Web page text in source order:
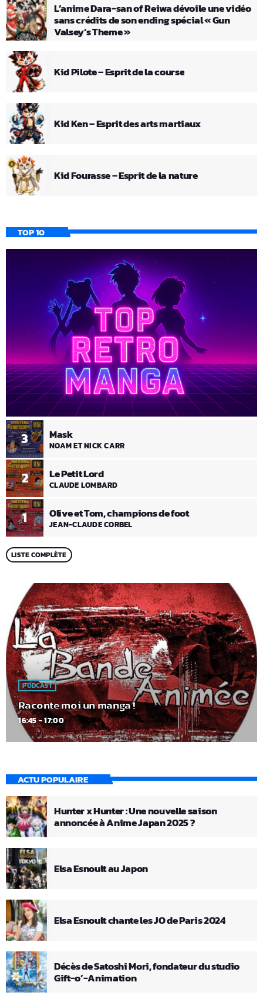
L’anime Dara-san of Reiwa dévoile une vidéo
sans crédits de son ending spécial « Gun
Valsey’s Theme »
Kid Pilote – Esprit de la course
Kid Ken – Esprit des arts martiaux
Kid Fourasse – Esprit de la nature
TOP 10
1 Olive et Tom, champions de foot
JEAN-CLAUDE CORBEL
2 Le Petit Lord
CLAUDE LOMBARD
3 Mask
NOAM ET NICK CARR
LISTE COMPLÈTE
PODCAST
Raconte moi un manga !
16:45 - 17:00
ACTU POPULAIRE
Hunter x Hunter : Une nouvelle saison
annoncée à Anime Japan 2025 ?
Elsa Esnoult au Japon
Elsa Esnoult chante les JO de Paris 2024
Décès de Satoshi Mori, fondateur du studio
Gift-o’-Animation